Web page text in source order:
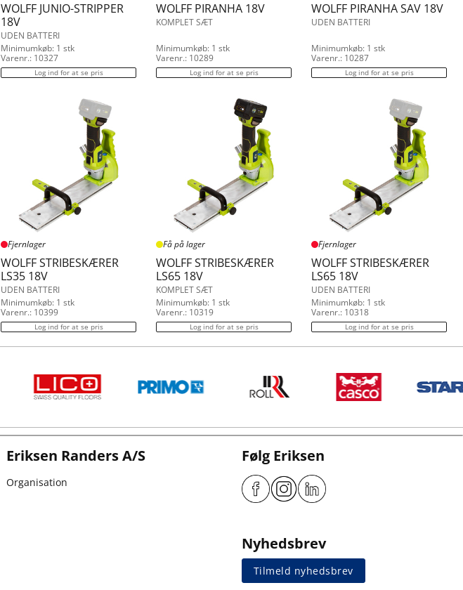
WOLFF JUNIO-STRIPPER
18V
UDEN BATTERI
Minimumkøb: 1 stk
Varenr.: 10327
Log ind for at se pris
WOLFF PIRANHA 18V
KOMPLET SÆT
Minimumkøb: 1 stk
Varenr.: 10289
Log ind for at se pris
WOLFF PIRANHA SAV 18V
UDEN BATTERI
Minimumkøb: 1 stk
Varenr.: 10287
Log ind for at se pris
Fjernlager
WOLFF STRIBESKÆRER
LS35 18V
UDEN BATTERI
Minimumkøb: 1 stk
Varenr.: 10399
Log ind for at se pris
Få på lager
WOLFF STRIBESKÆRER
LS65 18V
KOMPLET SÆT
Minimumkøb: 1 stk
Varenr.: 10319
Log ind for at se pris
Fjernlager
WOLFF STRIBESKÆRER
LS65 18V
UDEN BATTERI
Minimumkøb: 1 stk
Varenr.: 10318
Log ind for at se pris
Eriksen Randers A/S
Organisation
Følg Eriksen
Nyhedsbrev
Tilmeld nyhedsbrev